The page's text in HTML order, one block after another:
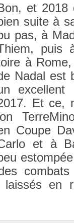
et
suite à
pas, à
puis
à
Nadal est
ex­cel­lent
Et ce,
Coupe
et à
en